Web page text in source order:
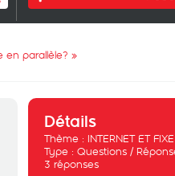
en parallèle? »
Détails
Thème : INTERNET ET
Type : Questions /
3 réponses